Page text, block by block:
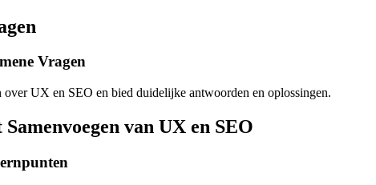
Vragen
over UX en SEO en bied duidelijke antwoorden en oplossingen.
van UX en SEO